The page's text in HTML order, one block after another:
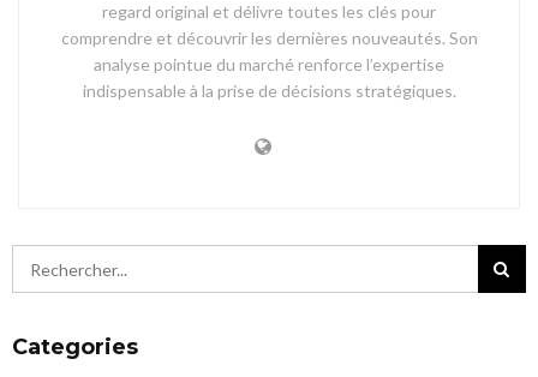
regard original et délivre toutes les clés pour
comprendre et découvrir les dernières nouveautés. Son
analyse pointue du marché renforce l’expertise
indispensable à la prise de décisions stratégiques.
Categories